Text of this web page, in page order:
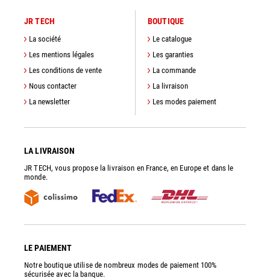
JR TECH
La société
Les mentions légales
Les conditions de vente
Nous contacter
La newsletter
BOUTIQUE
Le catalogue
Les garanties
La commande
La livraison
Les modes paiement
LA LIVRAISON
JR TECH, vous propose la livraison en France, en Europe et dans le
monde.
LE PAIEMENT
Notre boutique utilise de nombreux modes de paiement 100%
sécurisée avec la banque.